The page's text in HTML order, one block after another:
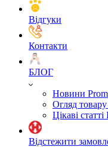
Відгуки
Контакти
БЛОГ
Новини
Огляд
Цікаві
Відстежити